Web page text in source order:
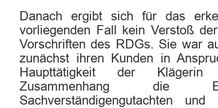
Danach ergibt sich für das
vorliegenden Fall kein Verstoß
Vorschriften des RDGs. Sie war
zunächst ihren Kunden in
Haupttätigkeit der
Zusammenhang die
Sachverständigengutachten